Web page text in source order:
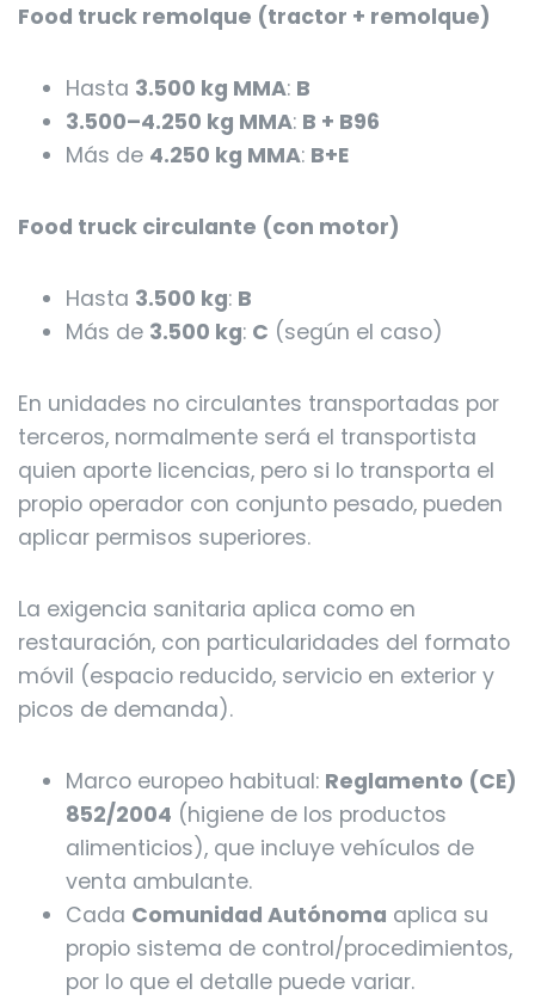
Food truck remolque (tractor + remolque)
Hasta 3.500 kg MMA: B
3.500–4.250 kg MMA: B + B96
Más de 4.250 kg MMA: B+E
Food truck circulante (con motor)
Hasta 3.500 kg: B
Más de 3.500 kg: C (según el caso)
En unidades no circulantes transportadas por
terceros, normalmente será el transportista
quien aporte licencias, pero si lo transporta el
propio operador con conjunto pesado, pueden
aplicar permisos superiores.
La exigencia sanitaria aplica como en
restauración, con particularidades del formato
móvil (espacio reducido, servicio en exterior y
picos de demanda).
Marco europeo habitual: Reglamento (CE)
852/2004 (higiene de los productos
alimenticios), que incluye vehículos de
venta ambulante.
Cada Comunidad Autónoma aplica su
propio sistema de control/procedimientos,
por lo que el detalle puede variar.